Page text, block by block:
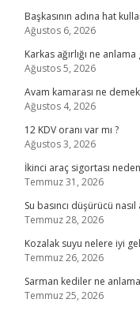
Başkasının adına hat
Ağustos 6, 2026
Karkas ağırlığı ne anlama
Ağustos 5, 2026
Avam kamarası ne
Ağustos 4, 2026
12 KDV oranı var mı ?
Ağustos 3, 2026
İkinci araç sigortası
Temmuz 31, 2026
Su basıncı düşürücü nasıl
Temmuz 28, 2026
Kozalak suyu nelere iyi
Temmuz 26, 2026
Sarman kediler ne
Temmuz 25, 2026